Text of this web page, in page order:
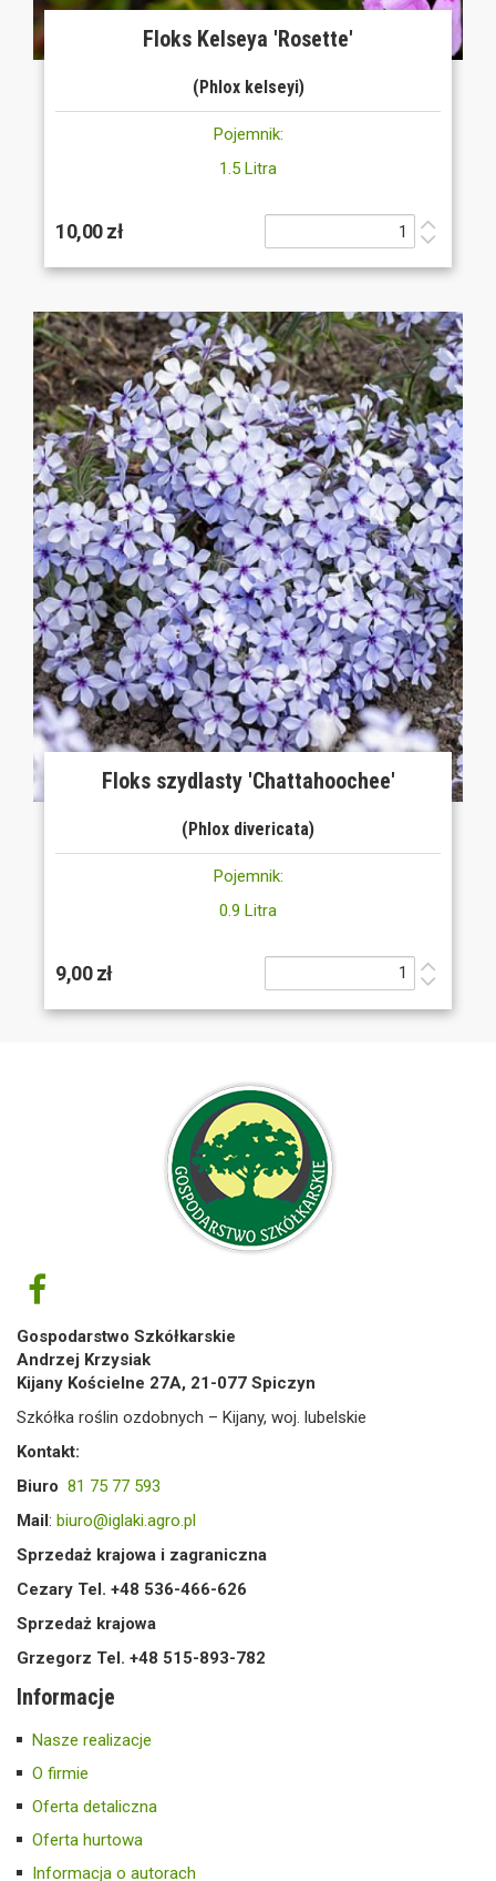
Floks Kelseya 'Rosette'
(Phlox kelseyi)
Pojemnik:
1.5 Litra
10,00 zł
Floks szydlasty 'Chattahoochee'
(Phlox divericata)
Pojemnik:
0.9 Litra
9,00 zł
Gospodarstwo Szkółkarskie
Andrzej Krzysiak
Kijany Kościelne 27A, 21-077 Spiczyn
Szkółka roślin ozdobnych – Kijany, woj. lubelskie
Kontakt:
Biuro 81 75 77 593
Mail: biuro@iglaki.agro.pl
Sprzedaż krajowa i zagraniczna
Cezary Tel. +48 536-466-626
Sprzedaż krajowa
Grzegorz Tel. +48 515-893-782
Informacje
Nasze realizacje
O firmie
Oferta detaliczna
Oferta hurtowa
Informacja o autorach